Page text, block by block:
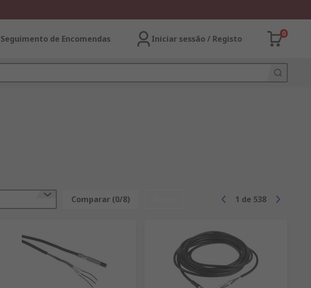
Seguimento de Encomendas Iniciar sessão / Registo
0
Comparar (0/8) 1 de 538